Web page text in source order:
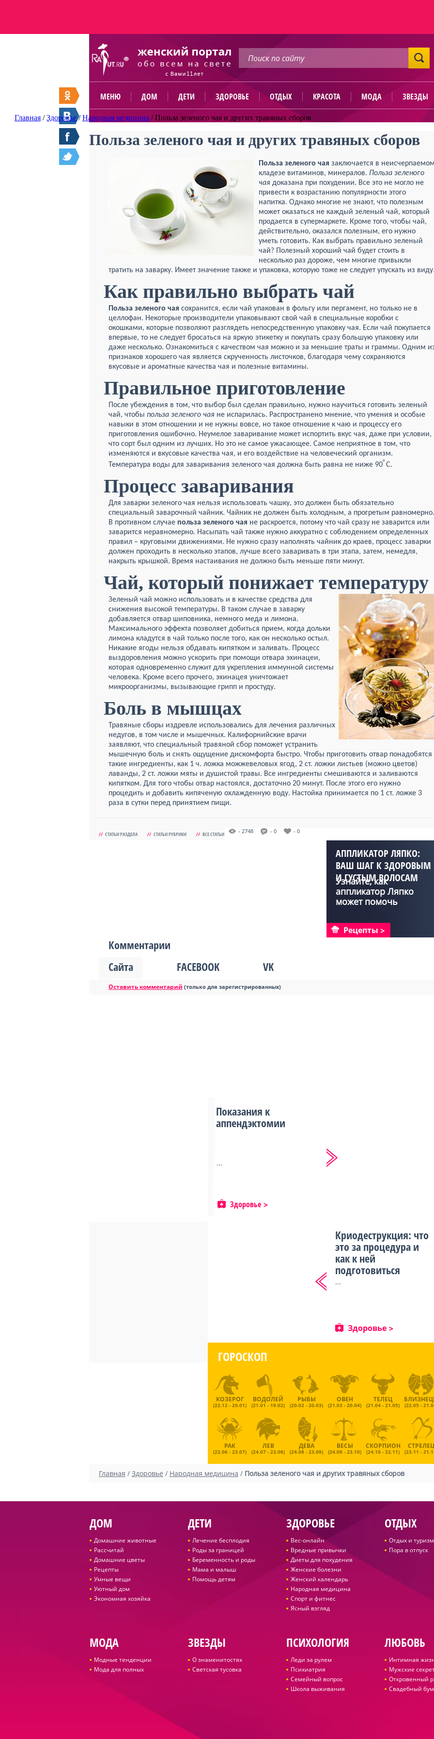
МЕНЮ ДОМ ДЕТИ ЗДОРОВЬЕ ОТДЫХ КРАСОТА МОДА ЗВЕЗДЫ
Главная /Здоровье/Народная медицина /Польза зеленого чая и других травяных сборов
Польза зеленого чая и других травяных сборов
Польза зеленого чая заключается в
кладезе витаминов, минералов. Польза зеленого
чая доказана при похудении. Все это не могло не
привести к возрастанию популярности этого
напитка. Однако многие не знают, что полезным
может оказаться не каждый зеленый чай, который
продается в супермаркете. Кроме того, чтобы чай,
действительно, оказался полезным, его нужно
уметь готовить. Как выбрать правильно зеленый
чай? Полезный хороший чай будет стоить в
несколько раз дороже, чем многие привыкли
тратить на заварку. Имеет значение также и упаковка, которую тоже не следует упускать из
Как правильно выбрать чай
Польза зеленого чая сохранится, если чай упакован в фольгу или пергамент, но только не в
целлофан. Некоторые производители упаковывают свой чай в специальные коробки с
окошками, которые позволяют разглядеть непосредственную упаковку чая. Если чай покупается
впервые, то не следует бросаться на яркую этикетку и покупать сразу большую упаковку или
даже несколько. Ознакомиться с качеством чая можно и за меньшие траты и граммы. Одним
признаков хорошего чая является скрученность листочков, благодаря чему сохраняются
вкусовые и ароматные качества чая и полезные витамины.
Правильное приготовление
После убеждения в том, что выбор был сделан правильно, нужно научиться готовить зеленый
чай, чтобы польза зеленого чая не испарилась. Распространено мнение, что умения и особые
навыки в этом отношении и не нужны вовсе, но такое отношение к чаю и процессу его
приготовления ошибочно. Неумелое заваривание может испортить вкус чая, даже при условии,
что сорт был одним из лучших. Но это не самое ужасающее. Самое неприятное в том, что
изменяются и вкусовые качества чая, и его воздействие на человеческий организм.
Температура воды для заваривания зеленого чая должна быть равна не ниже 90° С.
Процесс заваривания
Для заварки зеленого чая нельзя использовать чашку, это должен быть обязательно
специальный заварочный чайник. Чайник не должен быть холодным, а прогретым равномерно.
В противном случае польза зеленого чая не раскроется, потому что чай сразу не заварится или
заварится неравномерно. Насыпать чай также нужно аккуратно с соблюдением определенных
правил – круговыми движениями. Не нужно сразу наполнять чайник до краев, процесс заварки
должен проходить в несколько этапов, лучше всего заваривать в три этапа, затем, немедля,
накрыть крышкой. Время настаивания не должно быть меньше пяти минут.
Чай, который понижает температуру
Зеленый чай можно использовать и в качестве средства для
снижения высокой температуры. В таком случае в заварку
добавляется отвар шиповника, немного меда и лимона.
Максимального эффекта позволяет добиться прием, когда дольки
лимона кладутся в чай только после того, как он несколько остыл.
Никакие ягоды нельзя обдавать кипятком и заливать. Процесс
выздоровления можно ускорить при помощи отвара эхинацеи,
которая одновременно служит для укрепления иммунной системы
человека. Кроме всего прочего, эхинацея уничтожает
микроорганизмы, вызывающие грипп и простуду.
Боль в мышцах
Травяные сборы издревле использовались для лечения различных
недугов, в том числе и мышечных. Калифорнийские врачи
заявляют, что специальный травяной сбор поможет устранить
мышечную боль и снять ощущение дискомфорта быстро. Чтобы приготовить отвар понадобятся
такие ингредиенты, как 1 ч. ложка можжевеловых ягод, 2 ст. ложки листьев (можно цветов)
лаванды, 2 ст. ложки мяты и душистой травы. Все ингредиенты смешиваются и заливаются
кипятком. Для того чтобы отвар настоялся, достаточно 20 минут. После этого его нужно
процедить и добавить кипяченую охлажденную воду. Настойка принимается по 1 ст. ложке 3
раза в сутки перед принятием пищи.
// СТАТЬИ РАЗДЕЛА // СТАТЬИ РУБРИКИ // ВСЕ СТАТЬИ - 2748 - 0 - 0
АППЛИКАТОР ЛЯПКО:
ВАШ ШАГ К ЗДОРОВЫМ
И ГУСТЫМ ВОЛОСАМ
Узнайте, как
аппликатор Ляпко
может помочь
Рецепты
Комментарии
Сайта
FACEBOOK VK
Оставить комментарий (только для зарегистрированных)
Показания к
аппендэктомии
...
Здоровье
Криодеструкция: что
это за процедура и
как к ней
подготовиться
...
Здоровье
ГОРОСКОП
КОЗЕРОГ
(22.12 - 20.01)
ВОДОЛЕЙ
(21.01 - 19.02)
РЫБЫ
(20.02 - 20.03)
ОВЕН
(21.03 - 20.04)
ТЕЛЕЦ
(21.04 - 21.05) (22.05 -
РАК
(22.06 - 23.07)
ЛЕВ
(24.07 - 23.08)
ДЕВА
(24.08 - 23.09)
ВЕСЫ
(24.09 - 23.10)
СКОРПИОН
(24.10 - 22.11)
СТРЕЛЕЦ
(23.11 -
Главная / Здоровье / Народная медицина / Польза зеленого чая и других травяных сборов
ДОМ
Домашние животные
Рассчитай
Домашние цветы
Рецепты
Умные вещи
Уютный дом
Экономная хозяйка
ДЕТИ
Лечение бесплодия
Роды за границей
Беременность и роды
Мама и малыш
Помощь детям
ЗДОРОВЬЕ
Вес-онлайн
Вредные привычки
Диеты для похудения
Женские болезни
Женский календарь
Народная медицина
Спорт и фитнес
Ясный взгляд
ОТДЫХ
Отдых и туризм
Пора в отпуск
МОДА
Модные тенденции
Мода для полных
ЗВЕЗДЫ
О знаменитостях
Светская тусовка
ПСИХОЛОГИЯ
Леди за рулем
Психиатрия
Семейный вопрос
Школа выживания
ЛЮБОВЬ
Интимная
Мужские
Откровенный
Свадебный бум